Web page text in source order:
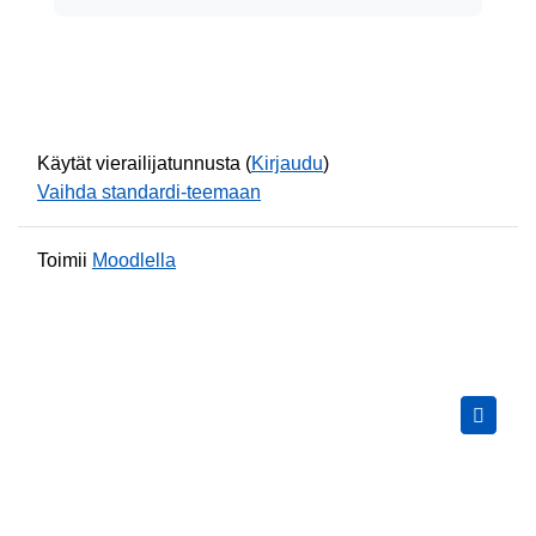
Käytät vierailijatunnusta (Kirjaudu)
Vaihda standardi-teemaan
Toimii Moodlella